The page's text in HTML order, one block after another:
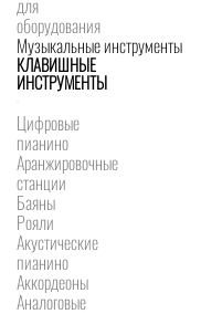
для
оборудования
Музыкальные инструменты
КЛАВИШНЫЕ
ИНСТРУМЕНТЫ
Цифровые
пианино
Аранжировочные
станции
Баяны
Рояли
Акустические
пианино
Аккордеоны
Аналоговые